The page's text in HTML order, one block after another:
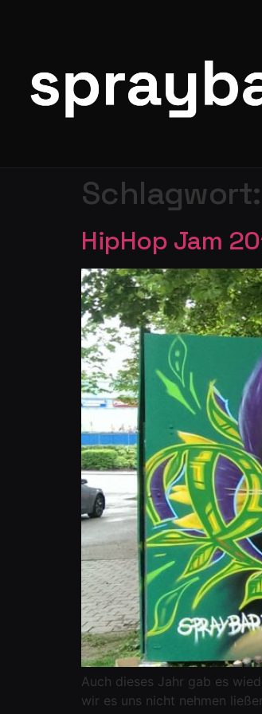
Schlagwort:
HipHop Jam
Auch dieses Jahr gab es
wir es uns nicht nehmen